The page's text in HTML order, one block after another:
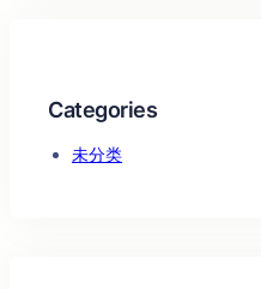
Categories
未分类